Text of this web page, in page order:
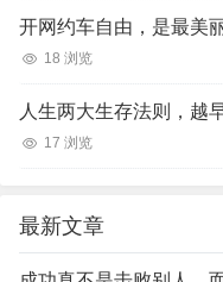
开网约车自由，是最美
18 浏览
人生两大生存法则，越
17 浏览
最新文章